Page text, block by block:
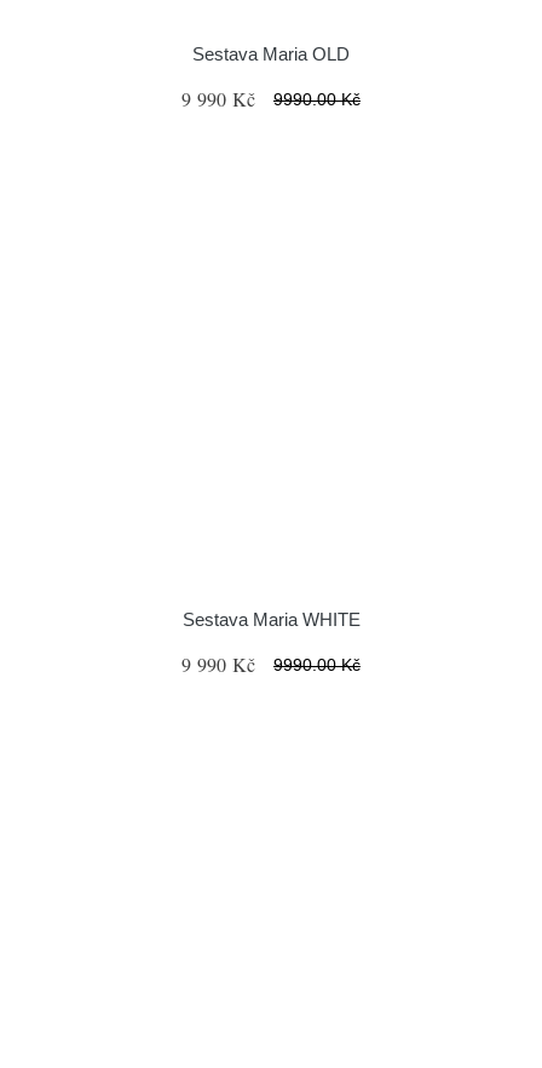
Sestava Maria OLD
9 990 Kč 9990.00 Kč
Sestava Maria WHITE
9 990 Kč 9990.00 Kč